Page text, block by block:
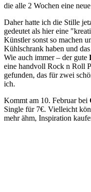
die alle 2 Wochen eine
Daher hatte ich die Stille
gedeutet als hier eine
Künstler sonst so machen
Kühlschrank haben und
Wie auch immer – der gute
eine handvoll Rock n Roll
gefunden, das für zwei
ich.
Kommt am 10. Februar bei
Single für 7€. Vielleicht
mehr ähm, Inspiration